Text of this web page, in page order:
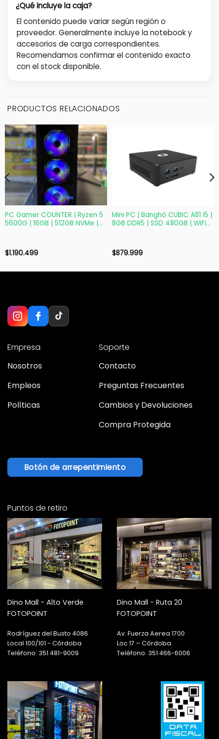
¿Qué incluye la caja?
El contenido puede variar según región o
proveedor. Generalmente incluye la notebook y
accesorios de carga correspondientes.
Recomendamos confirmar el contenido exacto
con el stock disponible.
PRODUCTOS RELACIONADOS
PC Gamer COUNTER | Ryzen 5
5600G | 16GB | 512GB NVMe |
$1.190.499
Mini PC | Banghó CUBIC A81 i5 |
8GB DDR5 | SSD 480GB | WiFi
$879.999
Empresa
Nosotros
Empleos
Políticas
Soporte
Contacto
Preguntas Frecuentes
Cambios y Devoluciones
Compra Protegida
Botón de arrepentimiento
Puntos de retiro
Dino Mall - Alto Verde
FOTOPOINT
Rodríguez del Busto 4086
Local 100/101 - Córdoba
Teléfono: 351 481-9009
Dino Mall - Ruta 20
FOTOPOINT
Av. Fuerza Aerea 1700
Loc 17 – Córdoba.
Teléfono: 351 466-6006